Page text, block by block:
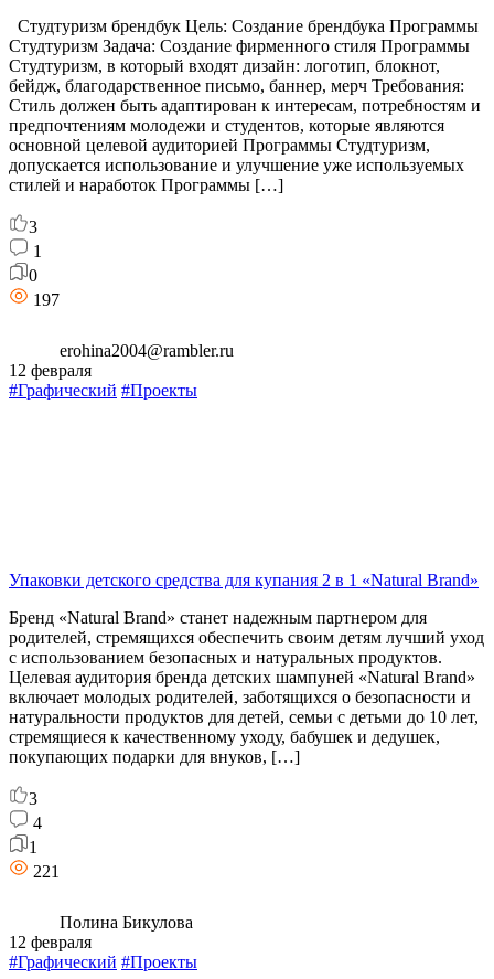
Студтуризм брендбук Цель: Создание брендбука Программы
Студтуризм Задача: Создание фирменного стиля Программы
Студтуризм, в который входят дизайн: логотип, блокнот,
бейдж, благодарственное письмо, баннер, мерч Требования:
Стиль должен быть адаптирован к интересам, потребностям и
предпочтениям молодежи и студентов, которые являются
основной целевой аудиторией Программы Студтуризм,
допускается использование и улучшение уже используемых
стилей и наработок Программы […]
3
1
0
197
erohina2004@rambler.ru
12 февраля
#Графический #Проекты
Упаковки детского средства для купания 2 в 1 «Natural Brand»
Бренд «Natural Brand» станет надежным партнером для
родителей, стремящихся обеспечить своим детям лучший уход
с использованием безопасных и натуральных продуктов.
Целевая аудитория бренда детских шампуней «Natural Brand»
включает молодых родителей, заботящихся о безопасности и
натуральности продуктов для детей, семьи с детьми до 10 лет,
стремящиеся к качественному уходу, бабушек и дедушек,
покупающих подарки для внуков, […]
3
4
1
221
Полина Бикулова
12 февраля
#Графический #Проекты